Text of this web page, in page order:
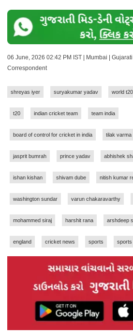
06 June, 2026 02:42 PM IST | Mumbai |
Correspondent
shreyas iyer suryakumar yadav world t20
t20 indian cricket team team india
board of control for cricket in india tilak varma
jasprit bumrah prince yadav abhishek
ishan kishan shivam dube nitish kumar
washington sundar varun chakaravarthy
mohammed siraj harshit rana arshdeep
england cricket news sports sports